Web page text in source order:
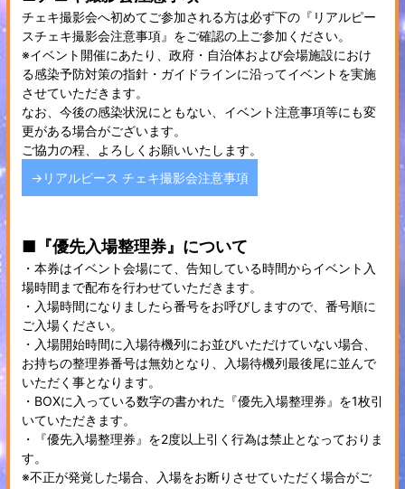
チェキ撮影会へ初めてご参加される方は必ず下の『リアルピー
スチェキ撮影会注意事項』をご確認の上ご参加ください。
※イベント開催にあたり、政府・自治体および会場施設におけ
る感染予防対策の指針・ガイドラインに沿ってイベントを実施
させていただきます。
なお、今後の感染状況にともない、イベント注意事項等にも変
更がある場合がございます。
ご協力の程、よろしくお願いいたします。
→リアルピース チェキ撮影会注意事項
■『優先入場整理券』について
・本券はイベント会場にて、告知している時間からイベント入
場時間まで配布を行わせていただきます。
・入場時間になりましたら番号をお呼びしますので、番号順に
ご入場ください。
・入場開始時間に入場待機列にお並びいただけていない場合、
お持ちの整理券番号は無効となり、入場待機列最後尾に並んで
いただく事となります。
・BOXに入っている数字の書かれた『優先入場整理券』を1枚引
いていただきます。
・『優先入場整理券』を2度以上引く行為は禁止となっておりま
す。
※不正が発覚した場合、入場をお断りさせていただく場合がご